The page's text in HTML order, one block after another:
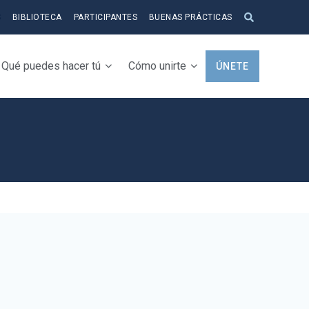
BIBLIOTECA PARTICIPANTES BUENAS PRÁCTICAS
Qué puedes hacer tú Cómo unirte ÚNETE